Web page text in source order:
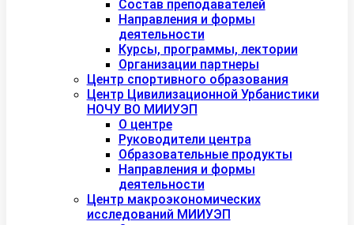
Состав преподавателей
Направления и формы
деятельности
Курсы, программы, лектории
Организации партнеры
Центр спортивного образования
Центр Цивилизационной Урбанистики
НОЧУ ВО МИИУЭП
О центре
Руководители центра
Образовательные продукты
Направления и формы
деятельности
Центр макроэкономических
исследований МИИУЭП